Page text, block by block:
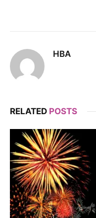
HBA
RELATED POSTS